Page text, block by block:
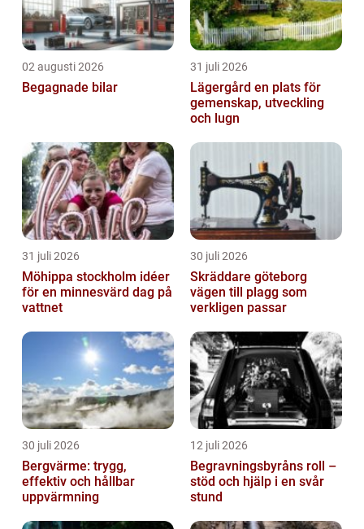
02 augusti 2026
Begagnade bilar
31 juli 2026
Lägergård en plats för
gemenskap, utveckling
och lugn
31 juli 2026
Möhippa stockholm idéer
för en minnesvärd dag på
vattnet
30 juli 2026
Skräddare göteborg
vägen till plagg som
verkligen passar
30 juli 2026
Bergvärme: trygg,
effektiv och hållbar
uppvärmning
12 juli 2026
Begravningsbyråns roll –
stöd och hjälp i en svår
stund